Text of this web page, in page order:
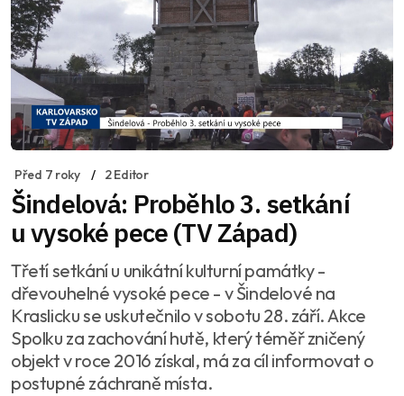
Před 7 roky 2 Editor
Šindelová: Proběhlo 3. setkání
u vysoké pece (TV Západ)
Třetí setkání u unikátní kulturní památky -
dřevouhelné vysoké pece - v Šindelové na
Kraslicku se uskutečnilo v sobotu 28. září. Akce
Spolku za zachování hutě, který téměř zničený
objekt v roce 2016 získal, má za cíl informovat o
postupné záchraně místa.